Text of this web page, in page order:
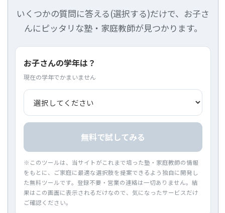
いくつかの質問に答える(選択する)だけで、お子さ
んにピッタリな塾・家庭教師が見つかります。
お子さんの学年は？
現在の学年でかまいません
無料で試してみる
※このツールは、当サイトがこれまで培った塾・家庭教師の情報
をもとに、ご家庭に最適な選択肢を提案できるよう独自に開発し
た無料ツールです。登録不要・営業の連絡は一切ありません。結
果はこの画面に表示されるだけなので、気になったサービスだけ
ご確認ください。